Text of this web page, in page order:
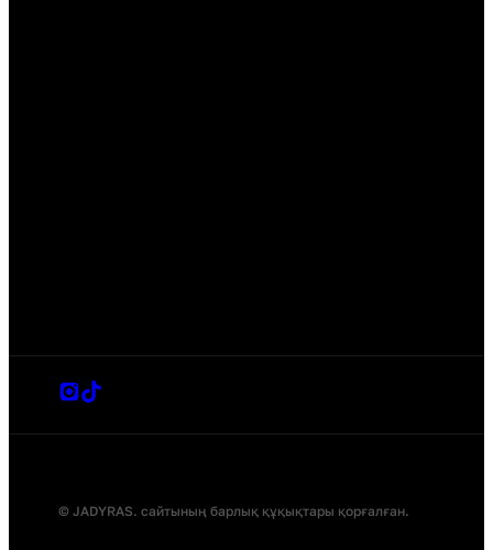
© JADYRAS. сайтының барлық құқықтары қорғалған.